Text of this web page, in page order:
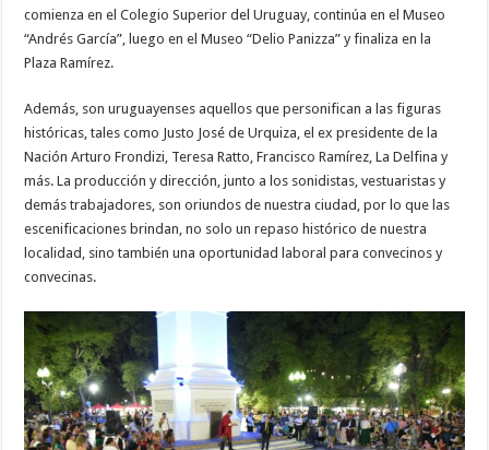
comienza en el Colegio Superior del Uruguay, continúa en el Museo
“Andrés García”, luego en el Museo “Delio Panizza” y finaliza en la
Plaza Ramírez.
Además, son uruguayenses aquellos que personifican a las figuras
históricas, tales como Justo José de Urquiza, el ex presidente de la
Nación Arturo Frondizi, Teresa Ratto, Francisco Ramírez, La Delfina y
más. La producción y dirección, junto a los sonidistas, vestuaristas y
demás trabajadores, son oriundos de nuestra ciudad, por lo que las
escenificaciones brindan, no solo un repaso histórico de nuestra
localidad, sino también una oportunidad laboral para convecinos y
convecinas.